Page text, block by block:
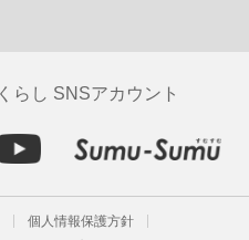
らし SNSアカウント
個人情報保護方針